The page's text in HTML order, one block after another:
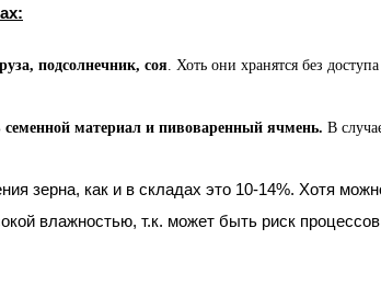
подсолнечник, соя . Хоть они хранятся без
семенной материал и пивоваренный ячмень. В
зерна, как и в складах это 10-14%. Хотя
влажностью, т.к. может быть риск